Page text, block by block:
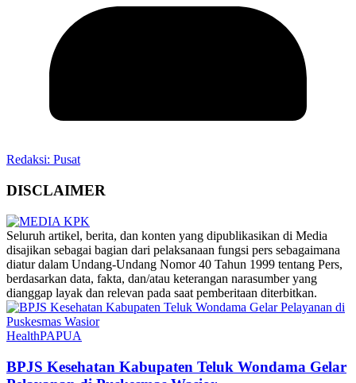
Redaksi: Pusat
DISCLAIMER
‎Seluruh artikel, berita, dan konten yang dipublikasikan di Media
disajikan sebagai bagian dari pelaksanaan fungsi pers sebagaimana
diatur dalam Undang-Undang Nomor 40 Tahun 1999 tentang Pers,
berdasarkan data, fakta, dan/atau keterangan narasumber yang
dianggap layak dan relevan pada saat pemberitaan diterbitkan.
HealthPAPUA
BPJS Kesehatan Kabupaten Teluk Wondama Gelar